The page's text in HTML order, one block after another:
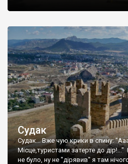
Судак
Судак... Вже чую крики в спину:
Місце,туристами затерте до
не було, ну не "дірявив" я там